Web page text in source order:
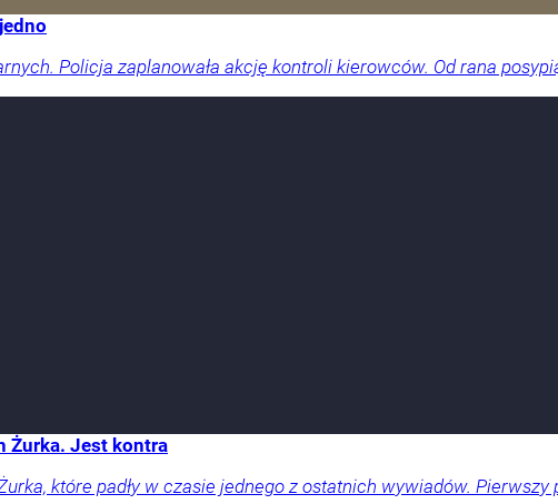
Policja zaplanowała akcję kontroli kierowców. Od rana
Żurka. Jest kontra
które padły w czasie jednego z ostatnich wywiadów. Pierwszy